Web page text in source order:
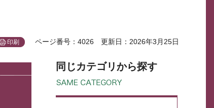
印刷 ページ番号：4026 更新日：2026年3月25日
同じカテゴリから探す